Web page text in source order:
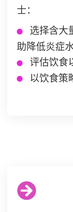
士：
选择含大
助降低炎症
评估饮食
以饮食策